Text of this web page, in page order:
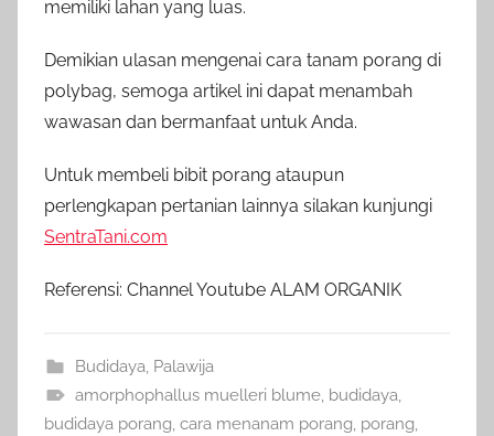
memiliki lahan yang luas.
Demikian ulasan mengenai cara tanam porang di
polybag, semoga artikel ini dapat menambah
wawasan dan bermanfaat untuk Anda.
Untuk membeli bibit porang ataupun
perlengkapan pertanian lainnya silakan kunjungi
SentraTani.com
Referensi: Channel Youtube ALAM ORGANIK
Budidaya, Palawija
amorphophallus muelleri blume, budidaya,
budidaya porang, cara menanam porang, porang,